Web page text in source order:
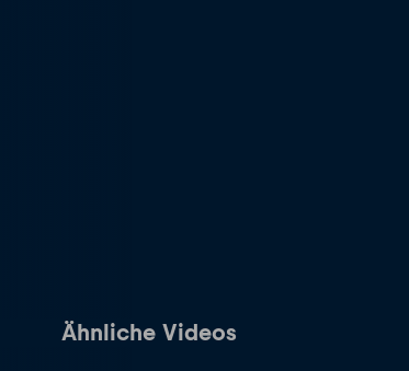
Ähnliche Videos